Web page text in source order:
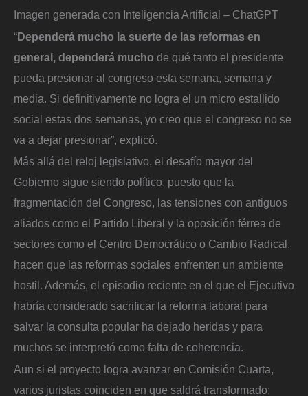
Imagen generada con Inteligencia Artificial – ChatGPT
“Dependerá mucho la suerte de las reformas en
general, dependerá mucho de qué tanto el presidente
pueda presionar al congreso esta semana, semana y
media. Si definitivamente no logra el un micro estallido
social estas dos semanas, yo creo que el congreso no se
va a dejar presionar”, explicó.
Más allá del reloj legislativo, el desafío mayor del
Gobierno sigue siendo político, puesto que la
fragmentación del Congreso, las tensiones con antiguos
aliados como el Partido Liberal y la oposición férrea de
sectores como el Centro Democrático o Cambio Radical,
hacen que las reformas sociales enfrenten un ambiente
hostil. Además, el episodio reciente en el que el Ejecutivo
habría considerado sacrificar la reforma laboral para
salvar la consulta popular ha dejado heridas y para
muchos se interpretó como falta de coherencia.
Aun si el proyecto logra avanzar en Comisión Cuarta,
varios juristas coinciden en que saldrá transformado;